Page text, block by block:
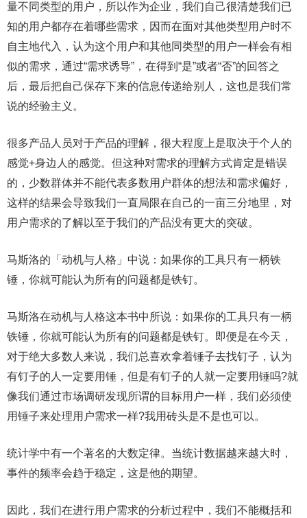
量不同类型的用户，所以作为企业，我们自己很清楚我们已
知的用户都存在着哪些需求，因而在面对其他类型用户时不
自主地代入，认为这个用户和其他同类型的用户一样会有相
似的需求，通过“需求诱导”，在得到“是”或者“否”的回答之
后，最后把自己保存下来的信息传递给别人，这也是我们常
说的经验主义。
很多产品人员对于产品的理解，很大程度上是取决于个人的
感觉+身边人的感觉。但这种对需求的理解方式肯定是错误
的，少数群体并不能代表多数用户群体的想法和需求偏好，
这样的结果会导致我们一直局限在自己的一亩三分地里，对
用户需求的了解以至于我们的产品没有更大的突破。
马斯洛的「动机与人格」中说：如果你的工具只有一柄铁
锤，你就可能认为所有的问题都是铁钉。
马斯洛在动机与人格这本书中所说：如果你的工具只有一柄
铁锤，你就可能认为所有的问题都是铁钉。即便是在今天，
对于绝大多数人来说，我们总喜欢拿着锤子去找钉子，认为
有钉子的人一定要用锤，但是有钉子的人就一定要用锤吗?就
像我们通过市场调研发现所谓的目标用户一样，我们必须使
用锤子来处理用户需求一样?我用砖头是不是也可以。
统计学中有一个著名的大数定律。当统计数据越来越大时，
事件的频率会趋于稳定，这是他的期望。
因此，我们在进行用户需求的分析过程中，我们不能概括和